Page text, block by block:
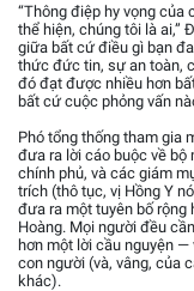
“Thông điệp hy vọng
thể hiện, chúng tôi là ai,”
giữa bất cứ điều gì bạn
thức đức tin, sự an toàn,
đó đạt được nhiều hơn
bất cứ cuộc phỏng vấn
Phó tổng thống tham gia
đưa ra lời cáo buộc về bộ
chính phủ, và các giám
trích (thô tục, vị Hồng Y
đưa ra một tuyên bố
Hoàng. Mọi người đều
hơn một lời cầu nguyện —
con người (và, vâng, của
khác).